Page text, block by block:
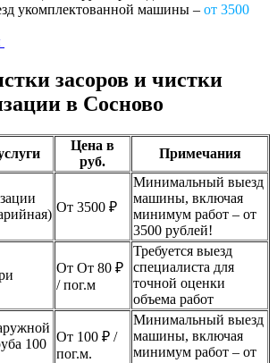
укомплектованной машины – от 3500
засоров и чистки
в Сосново
Цена в
руб.
Примечания
От 3500 ₽
Минимальный выезд
машины, включая
минимум работ – от
3500 рублей!
От От 80 ₽
/ пог.м
Требуется выезд
специалиста для
точной оценки
объема работ
100
От 100 ₽ /
пог.м.
Минимальный выезд
машины, включая
минимум работ – от